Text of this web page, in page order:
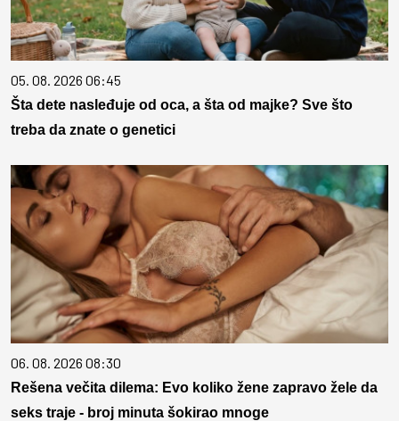
05. 08. 2026 06:45
Šta dete nasleđuje od oca, a šta od majke? Sve što
treba da znate o genetici
06. 08. 2026 08:30
Rešena večita dilema: Evo koliko žene zapravo žele da
seks traje - broj minuta šokirao mnoge